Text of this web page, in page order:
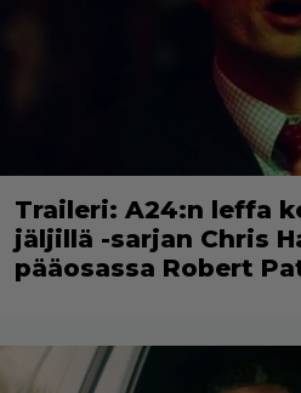
Traileri: A24:n leffa
jäljillä -sarjan Chris
pääosassa Robert